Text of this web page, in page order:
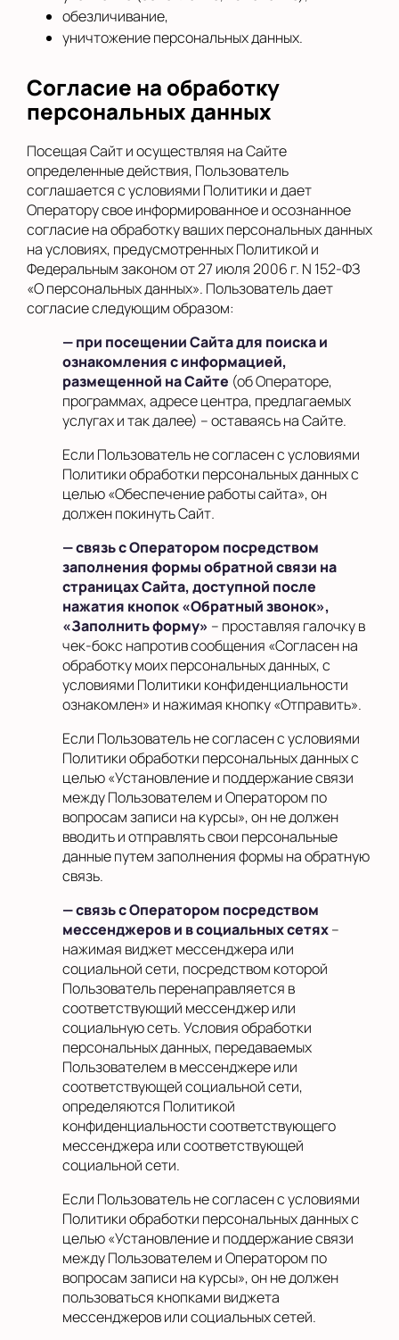
обезличивание,
уничтожение персональных данных.
Согласие на обработку
персональных данных
Посещая Сайт и осуществляя на Сайте
определенные действия, Пользователь
соглашается с условиями Политики и дает
Оператору свое информированное и осознанное
согласие на обработку ваших персональных данных
на условиях, предусмотренных Политикой и
Федеральным законом от 27 июля 2006 г. N 152-ФЗ
«О персональных данных». Пользователь дает
согласие следующим образом:
— при посещении Сайта для поиска и
ознакомления с информацией,
размещенной на Сайте (об Операторе,
программах, адресе центра, предлагаемых
услугах и так далее) – оставаясь на Сайте.
Если Пользователь не согласен с условиями
Политики обработки персональных данных с
целью «Обеспечение работы сайта», он
должен покинуть Сайт.
— связь с Оператором посредством
заполнения формы обратной связи на
страницах Сайта, доступной после
нажатия кнопок «Обратный звонок»,
«Заполнить форму» – проставляя галочку в
чек-бокс напротив сообщения «Согласен на
обработку моих персональных данных, с
условиями Политики конфиденциальности
ознакомлен» и нажимая кнопку «Отправить».
Если Пользователь не согласен с условиями
Политики обработки персональных данных с
целью «Установление и поддержание связи
между Пользователем и Оператором по
вопросам записи на курсы», он не должен
вводить и отправлять свои персональные
данные путем заполнения формы на обратную
связь.
— связь с Оператором посредством
мессенджеров и в социальных сетях–
нажимая виджет мессенджера или
социальной сети, посредством которой
Пользователь перенаправляется в
соответствующий мессенджер или
социальную сеть. Условия обработки
персональных данных, передаваемых
Пользователем в мессенджере или
соответствующей социальной сети,
определяются Политикой
конфиденциальности соответствующего
мессенджера или соответствующей
социальной сети.
Если Пользователь не согласен с условиями
Политики обработки персональных данных с
целью «Установление и поддержание связи
между Пользователем и Оператором по
вопросам записи на курсы», он не должен
пользоваться кнопками виджета
мессенджеров или социальных сетей.